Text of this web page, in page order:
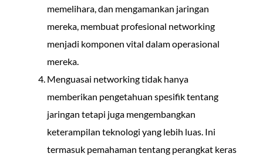
memelihara, dan mengamankan jaringan
mereka, membuat profesional networking
menjadi komponen vital dalam operasional
mereka.
Menguasai networking tidak hanya
memberikan pengetahuan spesifik tentang
jaringan tetapi juga mengembangkan
keterampilan teknologi yang lebih luas. Ini
termasuk pemahaman tentang perangkat keras